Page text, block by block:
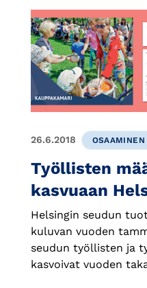
26.6.2018
Työllisten
kasvuaan
Helsingin seudun
kuluvan vuoden
seudun työllisten ja
kasvoivat vuoden